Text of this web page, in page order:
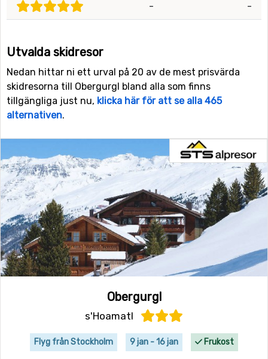
- -
Utvalda skidresor
Nedan hittar ni ett urval på 20 av de mest prisvärda
skidresorna till Obergurgl bland alla som finns
tillgängliga just nu, klicka här för att se alla 465
alternativen.
Obergurgl
s'Hoamatl
Flyg från Stockholm 9 jan - 16 jan Frukost